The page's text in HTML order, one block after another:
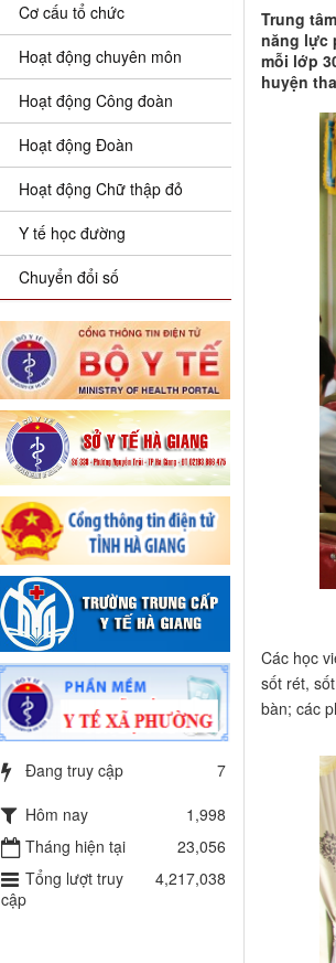
Trung
năng lực
mỗi lớp
huyện
Các học
sốt rét,
bàn; các
Cơ cấu tổ chức
Hoạt động chuyên môn
Hoạt động Công đoàn
Hoạt động Đoàn
Hoạt động Chữ thập đỏ
Y tế học đường
Chuyển đổi số
Đang truy cập
7
Hôm nay
1,998
Tháng hiện tại
23,056
Tổng lượt truy
cập
4,217,038